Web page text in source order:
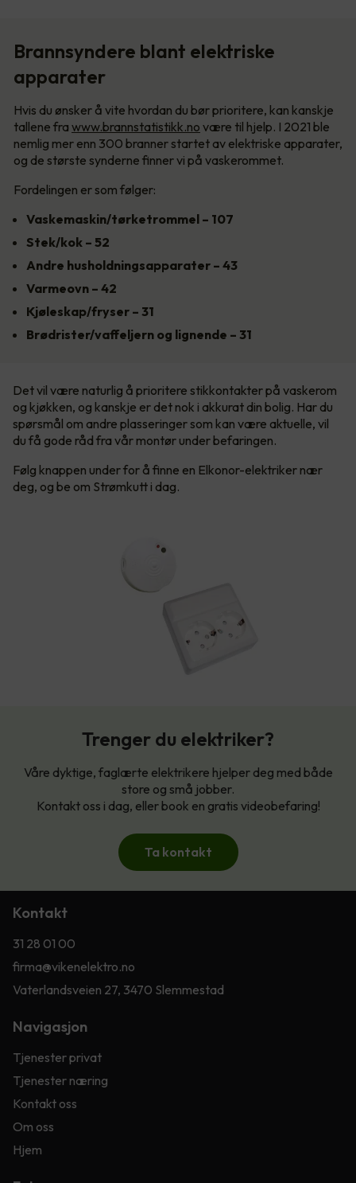
Brannsyndere blant elektriske
apparater
Hvis du ønsker å vite hvordan du bør prioritere, kan kanskje
tallene fra www.brannstatistikk.no være til hjelp. I 2021 ble
nemlig mer enn 300 branner startet av elektriske apparater,
og de største synderne finner vi på vaskerommet.
Fordelingen er som følger:
Vaskemaskin/tørketrommel – 107
Stek/kok – 52
Andre husholdningsapparater – 43
Varmeovn – 42
Kjøleskap/fryser – 31
Brødrister/vaffeljern og lignende – 31
Det vil være naturlig å prioritere stikkontakter på vaskerom
og kjøkken, og kanskje er det nok i akkurat din bolig. Har du
spørsmål om andre plasseringer som kan være aktuelle, vil
du få gode råd fra vår montør under befaringen.
Følg knappen under for å finne en Elkonor-elektriker nær
deg, og be om Strømkutt i dag.
Trenger du elektriker?
Våre dyktige, faglærte elektrikere hjelper deg med både
store og små jobber.
Kontakt oss i dag, eller book en gratis videobefaring!
Ta kontakt
Kontakt
31 28 01 00
firma@vikenelektro.no
Vaterlandsveien 27, 3470 Slemmestad
Navigasjon
Tjenester privat
Tjenester næring
Kontakt oss
Om oss
Hjem